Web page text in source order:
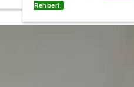
Rehberi.